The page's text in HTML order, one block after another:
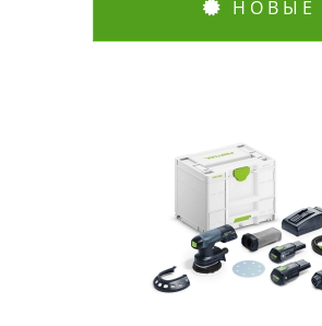
НОВЫЕ